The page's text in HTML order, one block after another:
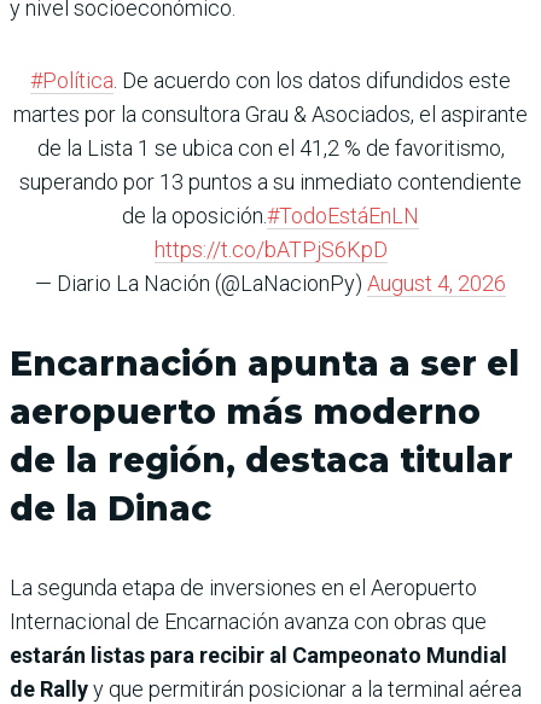
y nivel socioeconómico.
#Política . De acuerdo con los datos difundidos este
martes por la consultora Grau & Asociados, el aspirante
de la Lista 1 se ubica con el 41,2 % de favoritismo,
superando por 13 puntos a su inmediato contendiente
de la oposición.#TodoEstáEnLN
https://t.co/bATPjS6KpD
— Diario La Nación (@LaNacionPy) August 4, 2026
Encarnación apunta a ser el
aeropuerto más moderno
de la región, destaca titular
de la Dinac
La segunda etapa de inversiones en el Aeropuerto
Internacional de Encarnación avanza con obras que
estarán listas para recibir al Campeonato Mundial
de Rallyy que permitirán posicionar a la terminal aérea